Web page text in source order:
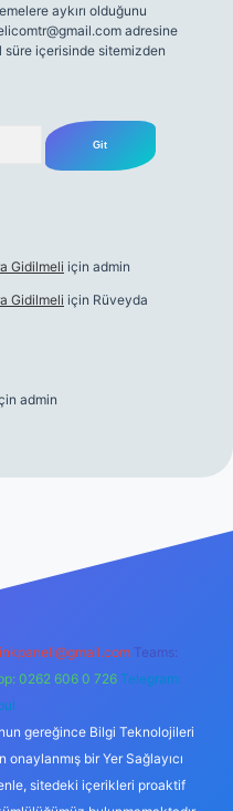
aykırı olduğunu
adresine
içerisinde sitemizden
Gidilmeli için admin
Gidilmeli için Rüveyda
admin
Teams:
0262 606 0 726 Telegram:
gereğince Bilgi Teknolojileri
bir Yer Sağlayıcı
sitedeki içerikleri proaktif